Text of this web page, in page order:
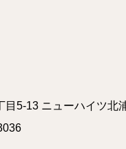
5-13 ニューハイツ北